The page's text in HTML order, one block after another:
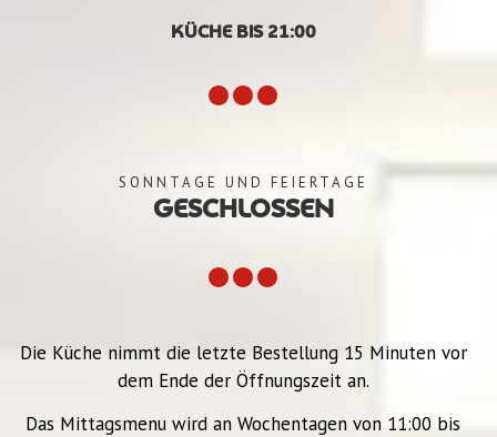
KÜCHE BIS 21:00
SONNTAGE UND FEIERTAGE
GESCHLOSSEN
Die Küche nimmt die letzte Bestellung 15 Minuten vor
dem Ende der Öffnungszeit an.
Das Mittagsmenu wird an Wochentagen von 11:00 bis